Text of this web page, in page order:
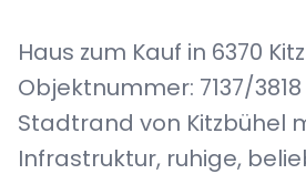
Haus zum Kauf in 6370
Objektnummer: 7137/3818
Stadtrand von Kitzbühel
Infrastruktur, ruhige,